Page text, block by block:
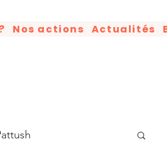
Nos actions Actualités